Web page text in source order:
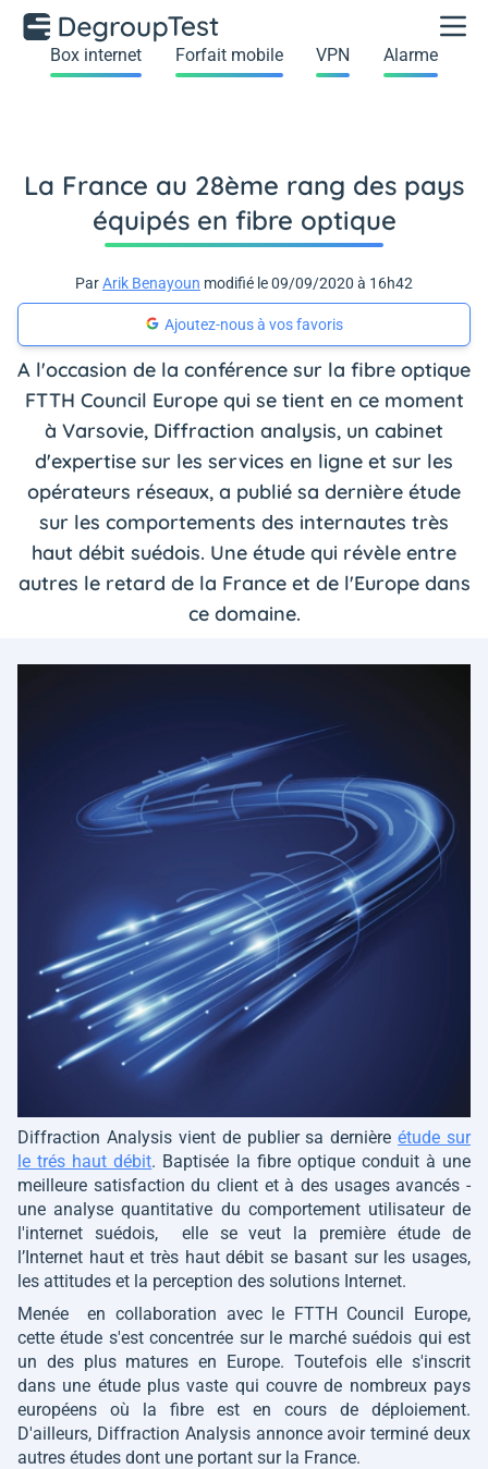
Box internet Forfait mobile VPN Alarme
La France au 28ème rang des pays
équipés en fibre optique
ParArik Benayoun modifié le 09/09/2020 à 16h42
Ajoutez-nous à vos favoris
A l'occasion de la conférence sur la fibre optique
FTTH Council Europe qui se tient en ce moment
à Varsovie, Diffraction analysis, un cabinet
d'expertise sur les services en ligne et sur les
opérateurs réseaux, a publié sa dernière étude
sur les comportements des internautes très
haut débit suédois. Une étude qui révèle entre
autres le retard de la France et de l'Europe dans
ce domaine.
Diffraction Analysis vient de publier sa dernièreétude sur
le trés haut débit. Baptisée la fibre optique conduit à une
meilleure satisfaction du client et à des usages avancés -
une analyse quantitative du comportement utilisateur de
l'internet suédois,
elle se veut la première étude de
l’Internet haut et très haut débit se basant sur les usages,
les attitudes et la perception des solutions Internet.
Menée en collaboration avec le FTTH Council Europe,
cette étude s'est concentrée sur le marché suédois qui est
un des plus matures en Europe. Toutefois elle s'inscrit
dans une étude plus vaste qui couvre de nombreux pays
européens où la fibre est en cours de déploiement.
D'ailleurs, Diffraction Analysis annonce avoir terminé deux
autres études dont une portant sur la France.